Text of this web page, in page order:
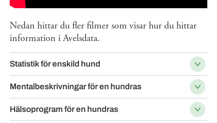
Nedan hittar du fler filmer som visar hur du hittar
information i Avelsdata.
Statistik för enskild hund
Mentalbeskrivningar för en hundras
Hälsoprogram för en hundras